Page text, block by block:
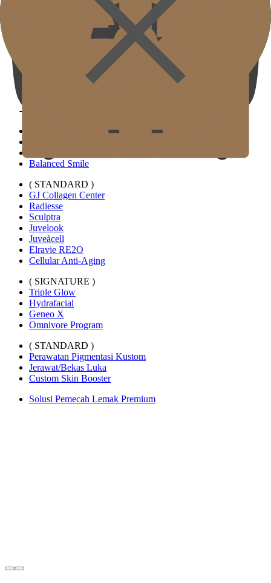
Custom Forehead Filler
( STANDARD )
Filler Bibir Ekspansi Horizontal
Balanced Smile
( STANDARD )
GJ Collagen Center
Radiesse
Sculptra
Juvelook
Juveàcell
Elravie RE2O
Cellular Anti-Aging
( SIGNATURE )
Triple Glow
Hydrafacial
Geneo X
Omnivore Program
( STANDARD )
Perawatan Pigmentasi Kustom
Jerawat/Bekas Luka
Custom Skin Booster
Solusi Pemecah Lemak Premium